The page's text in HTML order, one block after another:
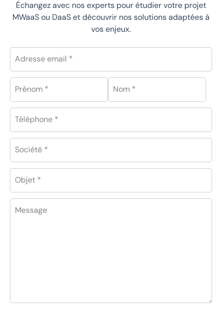
Échangez avec nos experts pour étudier votre projet
MWaaS ou DaaS et découvrir nos solutions adaptées à
vos enjeux.
Adresse email *
Prénom * Nom *
Téléphone *
Société *
Objet *
Message